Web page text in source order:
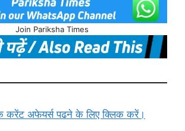
Join Pariksha Times
करेंट अफेयर्स पढने के लिए क्लिक करें।